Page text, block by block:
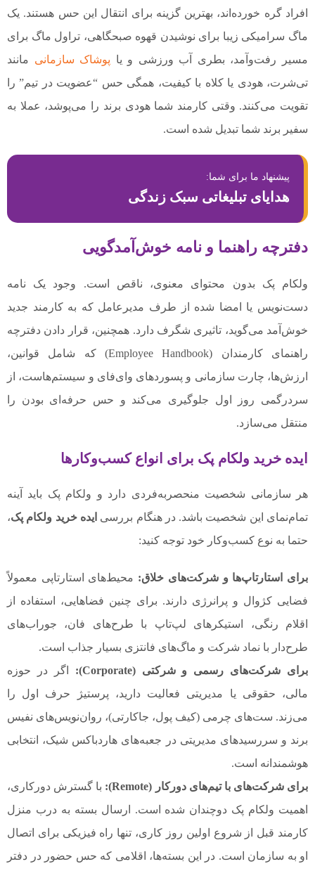
افراد گره خورده‌اند، بهترین گزینه برای انتقال این حس هستند. یک
ماگ سرامیکی زیبا برای نوشیدن قهوه صبحگاهی، تراول ماگ برای
مسیر رفت‌وآمد، بطری آب ورزشی و یا پوشاک سازمانی مانند
تی‌شرت، هودی یا کلاه با کیفیت، همگی حس “عضویت در تیم” را
تقویت می‌کنند. وقتی کارمند شما هودی برند را می‌پوشد، عملا به
سفیر برند شما تبدیل شده است.
پیشنهاد ما برای شما:
هدایای تبلیغاتی سبک زندگی
دفترچه راهنما و نامه خوش‌آمدگویی
ولکام پک بدون محتوای معنوی، ناقص است. وجود یک نامه
دست‌نویس یا امضا شده از طرف مدیرعامل که به کارمند جدید
خوش‌آمد می‌گوید، تاثیری شگرف دارد. همچنین، قرار دادن دفترچه
راهنمای کارمندان (Employee Handbook) که شامل قوانین،
ارزش‌ها، چارت سازمانی و پسوردهای وای‌فای و سیستم‌هاست، از
سردرگمی روز اول جلوگیری می‌کند و حس حرفه‌ای بودن را
منتقل می‌سازد.
ایده خرید ولکام پک برای انواع کسب‌وکارها
هر سازمانی شخصیت منحصر‌به‌فردی دارد و ولکام پک باید آینه‌
تمام‌نمای این شخصیت باشد. در هنگام بررسی ایده خرید ولکام پک،
حتما به نوع کسب‌وکار خود توجه کنید:
برای استارتاپ‌ها و شرکت‌های خلاق: محیط‌های استارتاپی معمولاً
فضایی کژوال و پرانرژی دارند. برای چنین فضاهایی، استفاده از
اقلام رنگی، استیکرهای لپ‌تاپ با طرح‌های فان، جوراب‌های
طرح‌دار با نماد شرکت و ماگ‌های فانتزی بسیار جذاب است.
برای شرکت‌های رسمی و شرکتی (Corporate):
اگر در حوزه
مالی، حقوقی یا مدیریتی فعالیت دارید، پرستیژ حرف اول را
می‌زند. ست‌های چرمی (کیف پول، جاکارتی)، روان‌نویس‌های نفیس
برند و سررسیدهای مدیریتی در جعبه‌های هاردباکس شیک، انتخابی
هوشمندانه است.
برای شرکت‌های با تیم‌های دورکار (Remote):
با گسترش دورکاری،
اهمیت ولکام پک دوچندان شده است. ارسال بسته به درب منزل
کارمند قبل از شروع اولین روز کاری، تنها راه فیزیکی برای اتصال
او به سازمان است. در این بسته‌ها، اقلامی که حس حضور در دفتر